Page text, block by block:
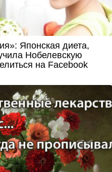
Японская диета,
Нобелевскую
на Facebook